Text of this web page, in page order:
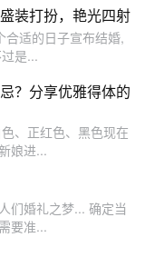
装打扮，艳光四射
合适的日子宣布结婚,
是...
？分享优雅得体的
、正红色、黑色现在
娘进...
们婚礼之梦... 确定当
要准...